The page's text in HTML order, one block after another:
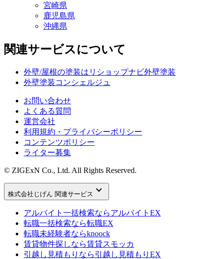
宮崎県
鹿児島県
沖縄県
関連サービスについて
外壁/屋根の塗装はリショップナビ外壁塗装
外壁塗装コンシェルジュ
お問い合わせ
よくある質問
運営会社
利用規約・プライバシーポリシー
コンテンツポリシー
ライター募集
© ZIGExN Co., Ltd. All Rights Reserved.
株式会社じげん 関連サービス keyboard_arrow_down
アルバイト一括検索ならアルバイトEX
転職一括検索なら転職EX
転職未経験者ならknoock
賃貸物件探しなら賃貸スモッカ
引越し見積もりなら引越し見積もりEX